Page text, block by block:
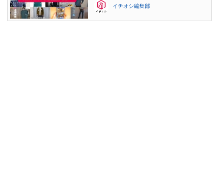
イチオシ編集部